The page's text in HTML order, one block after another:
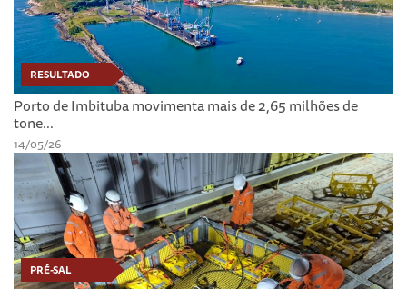
RESULTADO
Porto de Imbituba movimenta mais de 2,65 milhões de
tone...
14/05/26
PRÉ-SAL